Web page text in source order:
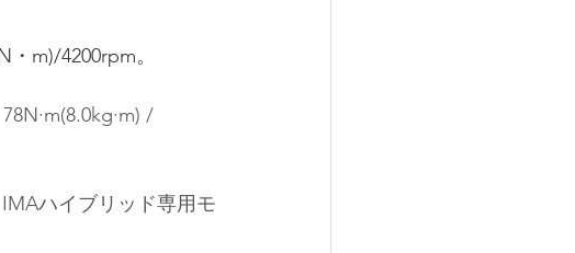
・m)/4200rpm。
/
ハイブリッド専用モ